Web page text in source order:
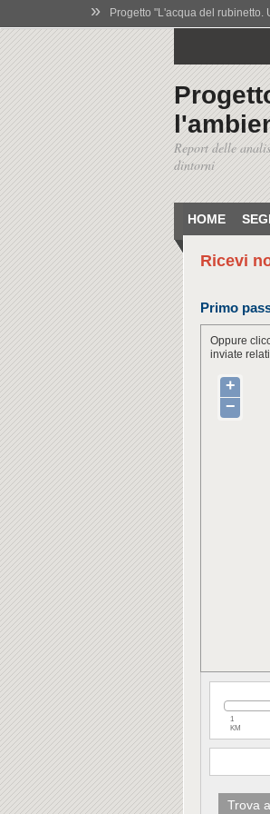
» Progetto "L'acqua del
Report delle
dintorni
HOME
Ricevi
Primo
Oppure
inviate
+
−
1
KM